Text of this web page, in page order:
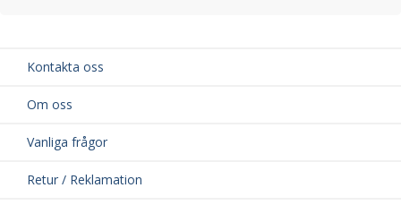
Kontakta oss
Om oss
Vanliga frågor
Retur / Reklamation